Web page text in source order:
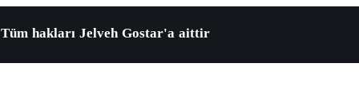
​Tüm hakları Jelveh Gostar'a aittir